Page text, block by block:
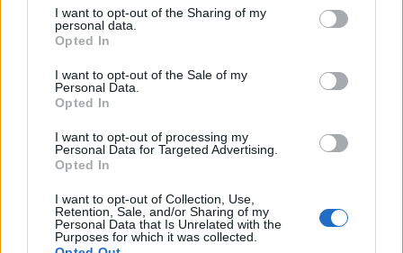
not limited to your visit or usage behaviour. You may click to
grant or deny consent to Google and its third-party tags to
use your data for below specified purposes in below Google
consent section.
I want to opt-out of the Sharing of my
personal data.
Opted In
I want to opt-out of the Sale of my
Personal Data.
Opted In
I want to opt-out of processing my
Personal Data for Targeted Advertising.
Opted In
I want to opt-out of Collection, Use,
Retention, Sale, and/or Sharing of my
Personal Data that Is Unrelated with the
Purposes for which it was collected.
complesso si estende su oltre 16.000 metri quadrati
con percorsi termali, saune, rituali, aree relax e
certificate dal Ministero della Salute.
AUTORE
Camilla Fiore
Camilla Fiore, da Verona, annotò la prima
review dopo aver testato un siero durante la
Fiera della Cosmesi: quell’articolo cambiò la